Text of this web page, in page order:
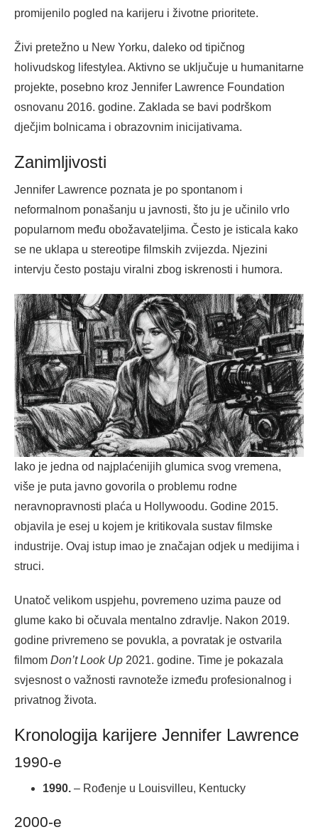
promijenilo pogled na karijeru i životne prioritete.
Živi pretežno u New Yorku, daleko od tipičnog
holivudskog lifestylea. Aktivno se uključuje u humanitarne
projekte, posebno kroz Jennifer Lawrence Foundation
osnovanu 2016. godine. Zaklada se bavi podrškom
dječjim bolnicama i obrazovnim inicijativama.
Zanimljivosti
Jennifer Lawrence poznata je po spontanom i
neformalnom ponašanju u javnosti, što ju je učinilo vrlo
popularnom među obožavateljima. Često je isticala kako
se ne uklapa u stereotipe filmskih zvijezda. Njezini
intervju često postaju viralni zbog iskrenosti i humora.
Iako je jedna od najplaćenijih glumica svog vremena,
više je puta javno govorila o problemu rodne
neravnopravnosti plaća u Hollywoodu. Godine 2015.
objavila je esej u kojem je kritikovala sustav filmske
industrije. Ovaj istup imao je značajan odjek u medijima i
struci.
Unatoč velikom uspjehu, povremeno uzima pauze od
glume kako bi očuvala mentalno zdravlje. Nakon 2019.
godine privremeno se povukla, a povratak je ostvarila
filmom Don’t Look Up 2021. godine. Time je pokazala
svjesnost o važnosti ravnoteže između profesionalnog i
privatnog života.
Kronologija karijere Jennifer Lawrence
1990-e
1990. – Rođenje u Louisvilleu, Kentucky
2000-e